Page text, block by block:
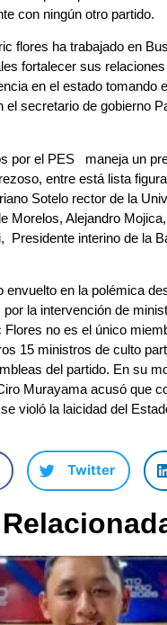
con ningún otro partido.
flores ha trabajado en
fortalecer sus
en el estado tomando
el secretario de gobierno
por el PES maneja un
entre está lista
Sotelo rector de la
Morelos, Alejandro
Presidente interino de la
envuelto en la polémica
la intervención de
Flores no es el único
15 ministros de culto
del partido. En su
Murayama acusó que
violó la laicidad del
Twitter